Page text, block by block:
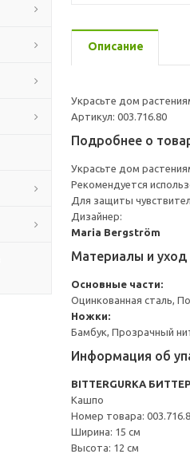
Описание
Украсьте дом
Артикул: 003.716.80
Подробнее о
Украсьте дом
Рекомендуется
Для защиты
Дизайнер:
Maria Bergström
Материалы и уход
Основные части:
Оцинкованная сталь,
Ножки:
Бамбук, Прозрачный
Информация об
BITTERGURKA
Кашпо
Номер товара:
Ширина: 15 см
Высота: 12 см